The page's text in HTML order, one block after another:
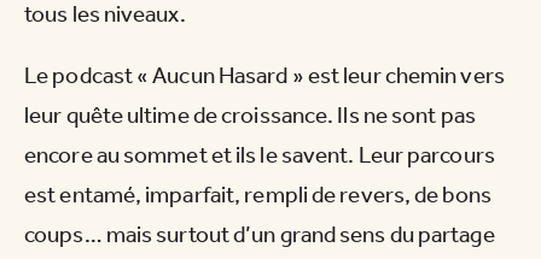
tous les niveaux.
Le podcast « Aucun Hasard » est leur chemin vers
leur quête ultime de croissance. Ils ne sont pas
encore au sommet et ils le savent. Leur parcours
est entamé, imparfait, rempli de revers, de bons
coups… mais surtout d’un grand sens du partage